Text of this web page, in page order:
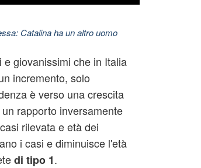
Catalina ha un altro uomo
giovanissimi che in Italia
incremento, solo
è verso una crescita
rapporto inversamente
rilevata e età dei
i casi e diminuisce l'età
di tipo 1.